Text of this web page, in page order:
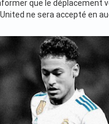
que le déplacement
ne sera accepté en